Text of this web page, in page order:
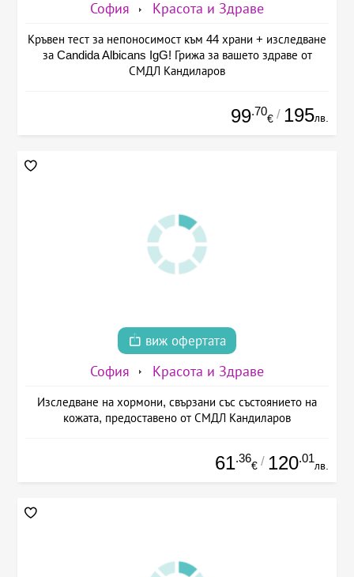
София Красота и Здраве
Кръвен тест за непоносимост към 44 храни + изследване
за Candida Albicans IgG! Грижа за вашето здраве от
СМДЛ Кандиларов
99.70
€ / 195лв.
виж офертата
София Красота и Здраве
Изследване на хормони, свързани със състоянието на
кожата, предоставено от СМДЛ Кандиларов
61.36
€ / 120.01
лв.